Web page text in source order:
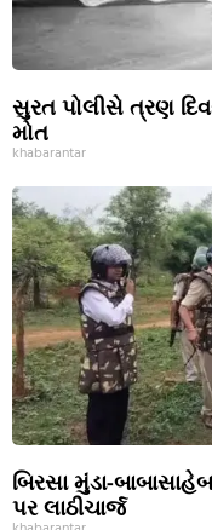
સુરત પોલીસે ત્રણ
મોત
khabarantar
બિરસા મુંડા-
પર લાઠીચાર્જ